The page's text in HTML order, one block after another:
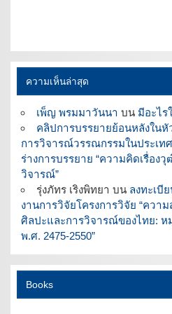
ความเห็นล่าสุด
เพ็ญ พรมมาวันนา บน มีอะไร
คลิปการบรรยายย้อนหลังใน
การวิจารณ์วรรณกรรมในประเทศ
ร่างการบรรยาย “ความคิดเรื่อง
วิจารณ์”
รุ่งภัทร เริงพิทยา บน ลงทะเบี
งานการวิจัยโครงการวิจัย “คว
ศิลปะและการวิจารณ์ของไทย:
พ.ศ. 2475-2550”
Books